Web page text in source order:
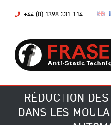
+44 (0) 1398 331 114
RÉDUCTION
DANS LES